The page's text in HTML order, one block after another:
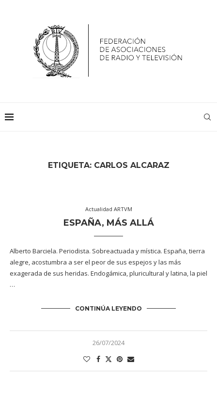
ETIQUETA: CARLOS ALCARAZ
Actualidad ARTVM
ESPAÑA, MÁS ALLÁ
Alberto Barciela. Periodista. Sobreactuada y mística. España, tierra
alegre, acostumbra a ser el peor de sus espejos y las más
exagerada de sus heridas. Endogámica, pluricultural y latina, la piel
…
CONTINÚA LEYENDO
26/07/2024